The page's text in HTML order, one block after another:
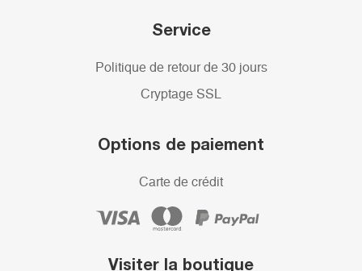
Service
Politique de retour de 30 jours
Cryptage SSL
Options de paiement
Carte de crédit
Visiter la boutique